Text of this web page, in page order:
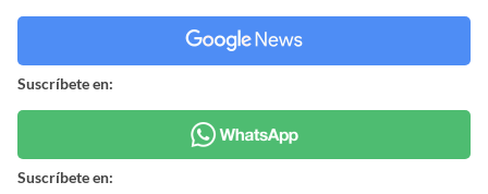
Suscríbete en:
Suscríbete en: